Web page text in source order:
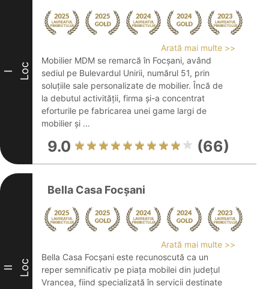
I Loc
Arată mai multe >>
Mobilier MDM se remarcă în Focșani, având
sediul pe Bulevardul Unirii, numărul 51, prin
soluțiile sale personalizate de mobilier. Încă de
la debutul activității, firma și-a concentrat
eforturile pe fabricarea unei game largi de
mobilier și ...
9.0 (66)
II Loc
Bella Casa Focșani
Arată mai multe >>
Bella Casa Focșani este recunoscută ca un
reper semnificativ pe piața mobilei din județul
Vrancea, fiind specializată în servicii destinate